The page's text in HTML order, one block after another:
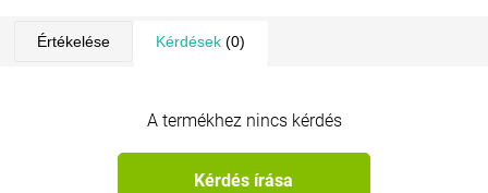
Értékelése Kérdések(0)
A termékhez nincs kérdés
Kérdés írása